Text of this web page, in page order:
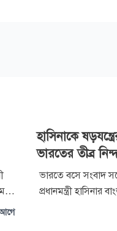
হাসিনাকে
ভারতের তীব্র
ভারতে বসে সংবাদ
প্রধানমন্ত্রী হাসিনার
ষড়যন্ত্রের সুযোগ